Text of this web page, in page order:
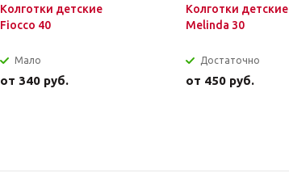
Колготки детские
Fiocco 40
Мало
от 340 руб.
Колготки детские
Melinda 30
Достаточно
от 450 руб.